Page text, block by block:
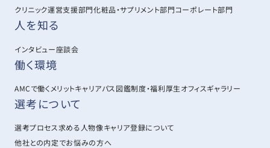
クリニック運営支援部門化粧品・サプリメント部門コーポレート部門
人を知る
インタビュー座談会
働く環境
AMCで働くメリットキャリアパス図鑑制度・福利厚生オフィスギャラリー
選考について
選考プロセス求める人物像キャリア登録について
他社との内定でお悩みの方へ